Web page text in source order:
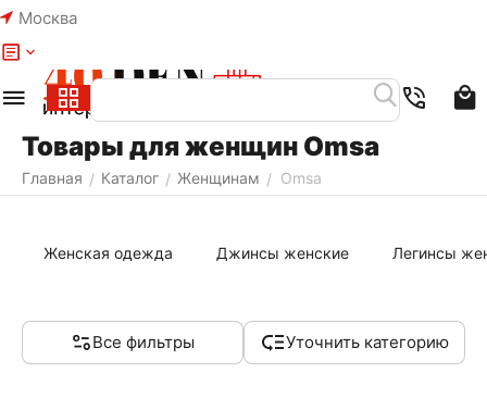
Москва
Товары для женщин Omsa
Главная / Каталог / Женщинам / Omsa
Женская одежда Джинсы женские Легинсы
Все фильтры Уточнить категорию